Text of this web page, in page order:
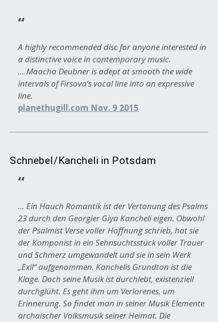
A highly recommended disc for anyone interested in
a distinctive voice in contemporary music.
… Maacha Deubner is adept at smooth the wide
intervals of Firsova’s vocal line into an expressive
line.
planethugill.com Nov. 9 2015
Schnebel/Kancheli in Potsdam
… Ein Hauch Romantik ist der Vertonung des Psalms
23 durch den Georgier Giya Kancheli eigen. Obwohl
der Psalmist Verse voller Hoffnung schrieb, hat sie
der Komponist in ein Sehnsuchtsstück voller Trauer
und Schmerz umgewandelt und sie in sein Werk
„Exil“ aufgenommen. Kanchelis Grundton ist die
Klage. Doch seine Musik ist durchlebt, existenziell
durchglüht. Es geht ihm um Verlorenes, um
Erinnerung. So findet man in seiner Musik Elemente
archaischer Volksmusik seiner Heimat. Die